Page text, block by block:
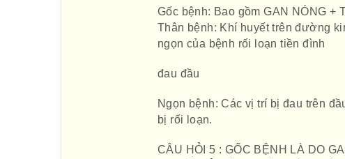
Gốc bệnh: Bao gồm GAN NÓNG +
Thân bệnh: Khí huyết trên đường
ngọn của bệnh rối loạn tiền đình
đau đầu
Ngọn bệnh: Các vị trí bị đau trên
bị rối loạn.
CÂU HỎI 5 : GỐC BỆNH LÀ DO